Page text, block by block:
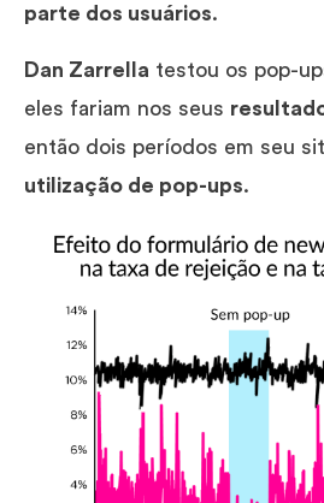
parte dos usuários.
Dan Zarrella testou os pop-
eles fariam nos seus
então dois períodos em seu
utilização de pop-ups.